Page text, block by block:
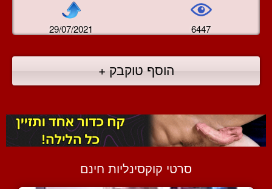
29/07/2021 6447
הוסף טוקבק +
סרטי קוקסינליות חינם